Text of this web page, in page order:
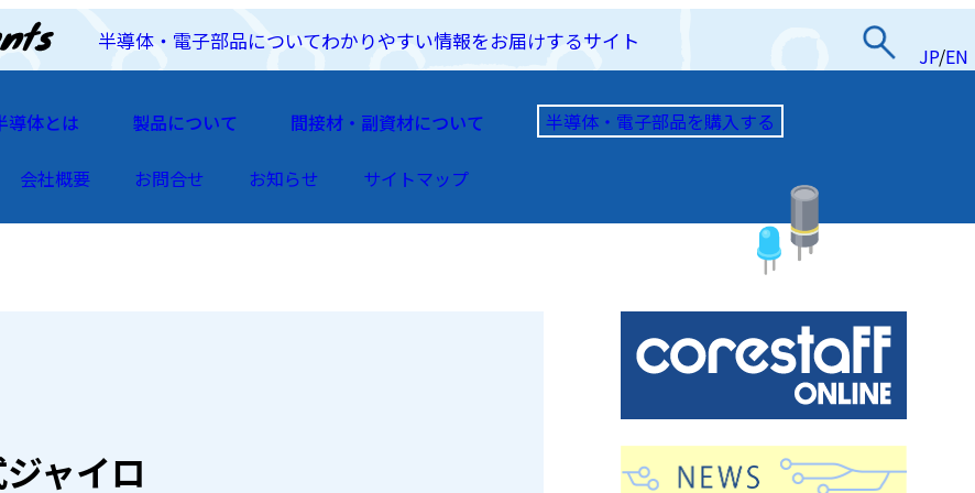
半導体・電子部品についてわかりやすい情報をお届けするサイト
JP/EN
導体とは 製品について 間接材・副資材について 半導体・電子部品を購入する
会社概要 お問合せ お知らせ サイトマップ
ャイロ